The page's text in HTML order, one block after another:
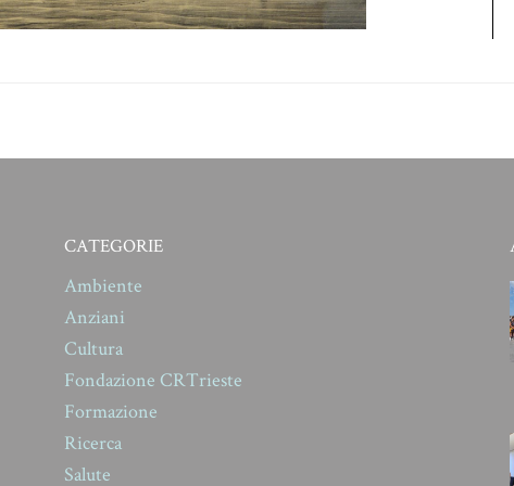
CATEGORIE
Ambiente
Anziani
Cultura
Fondazione CRTrieste
Formazione
Ricerca
Salute